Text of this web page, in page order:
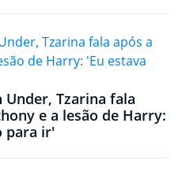
Tzarina fala
e a lesão de Harry:
para ir'